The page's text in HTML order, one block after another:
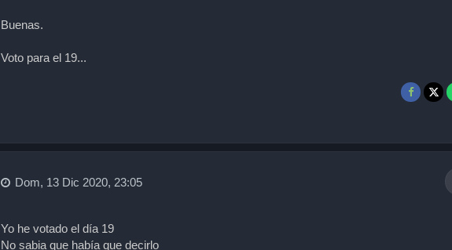
Buenas.
Voto para el 19...
Dom, 13 Dic 2020, 23:05
Yo he votado el día 19
No sabia que había que decirlo